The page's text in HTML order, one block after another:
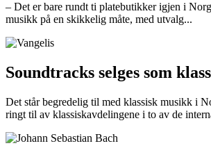
– Det er bare rundt ti platebutikker igjen i
musikk på en skikkelig måte, med utvalg...
Soundtracks selges som
Det står begredelig til med klassisk musikk i
ringt til av klassiskavdelingene i to av de